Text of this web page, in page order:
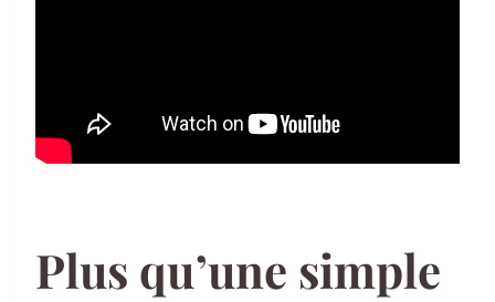
Plus qu’une simple